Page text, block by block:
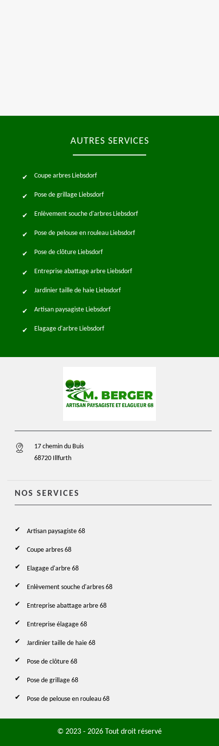
AUTRES SERVICES
Coupe arbres Liebsdorf
Pose de grillage Liebsdorf
Enlèvement souche d'arbres Liebsdorf
Pose de pelouse en rouleau Liebsdorf
Pose de clôture Liebsdorf
Entreprise abattage arbre Liebsdorf
Jardinier taille de haie Liebsdorf
Artisan paysagiste Liebsdorf
Elagage d'arbre Liebsdorf
17 chemin du Buis
68720 Illfurth
NOS SERVICES
Artisan paysagiste 68
Coupe arbres 68
Elagage d'arbre 68
Enlèvement souche d'arbres 68
Entreprise abattage arbre 68
Entreprise élagage 68
Jardinier taille de haie 68
Pose de clôture 68
Pose de grillage 68
Pose de pelouse en rouleau 68
© 2023 - 2026 Tout droit réservé